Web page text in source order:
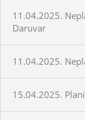
11.04.2025.
Daruvar
11.04.2025.
15.04.2025.